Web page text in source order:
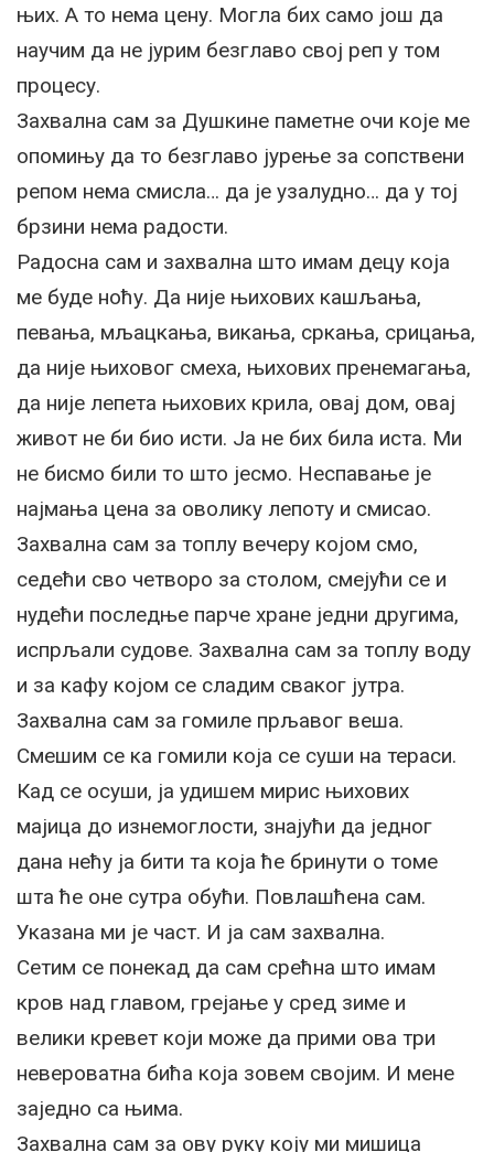
њих. А то нема цену. Могла бих само још да
научим да не јурим безглаво свој реп у том
процесу.
Захвална сам за Душкине паметне очи које ме
опомињу да то безглаво јурење за сопствени
репом нема смисла… да је узалудно… да у тој
брзини нема радости.
Радосна сам и захвална што имам децу која
ме буде ноћу. Да није њихових кашљања,
певања, мљацкања, викања, сркања, срицања,
да није њиховог смеха, њихових пренемагања,
да није лепета њихових крила, овај дом, овај
живот не би био исти. Ја не бих била иста. Ми
не бисмо били то што јесмо. Неспавање је
најмања цена за оволику лепоту и смисао.
Захвална сам за топлу вечеру којом смо,
седећи сво четворо за столом, смејући се и
нудећи последње парче хране једни другима,
испрљали судове. Захвална сам за топлу воду
и за кафу којом се сладим сваког јутра.
Захвална сам за гомиле прљавог веша.
Смешим се ка гомили која се суши на тераси.
Кад се осуши, ја удишем мирис њихових
мајица до изнемоглости, знајући да једног
дана нећу ја бити та која ће бринути о томе
шта ће оне сутра обући. Повлашћена сам.
Указана ми је част. И ја сам захвална.
Сетим се понекад да сам срећна што имам
кров над главом, грејање у сред зиме и
велики кревет који може да прими ова три
невероватна бића која зовем својим. И мене
заједно са њима.
Захвална сам за ову руку коју ми мишица